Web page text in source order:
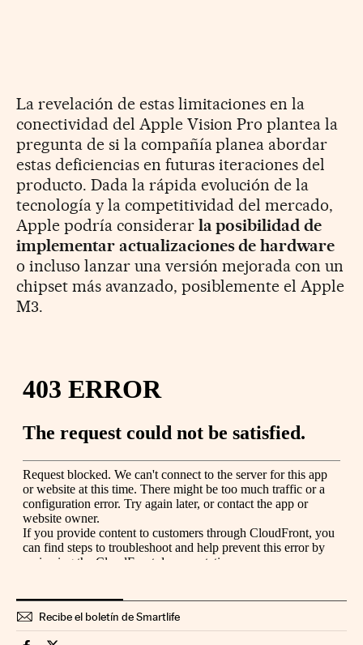
La revelación de estas limitaciones en la
conectividad del Apple Vision Pro plantea la
pregunta de si la compañía planea abordar
estas deficiencias en futuras iteraciones del
producto. Dada la rápida evolución de la
tecnología y la competitividad del mercado,
Apple podría considerar la posibilidad de
implementar actualizaciones de hardware
o incluso lanzar una versión mejorada con un
chipset más avanzado, posiblemente el Apple
M3.
Recibe el boletín de Smartlife